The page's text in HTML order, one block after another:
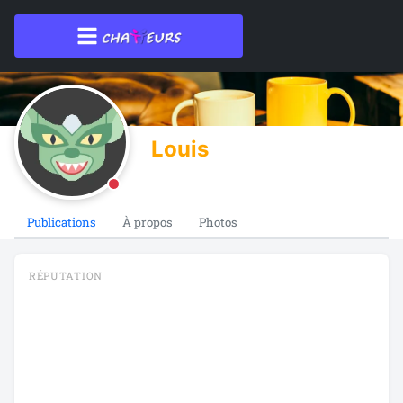
Louis
Publications À propos Photos
RÉPUTATION